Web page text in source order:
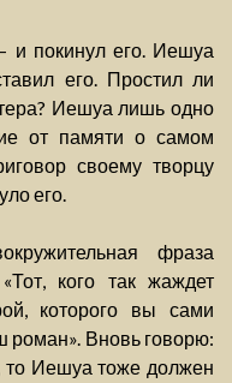
и покинул его. Иешуа
его. Простил ли
Иешуа лишь одно
от памяти о самом
своему творцу
его.
фраза
кого так жаждет
которого вы сами
роман». Вновь говорю:
Иешуа тоже должен